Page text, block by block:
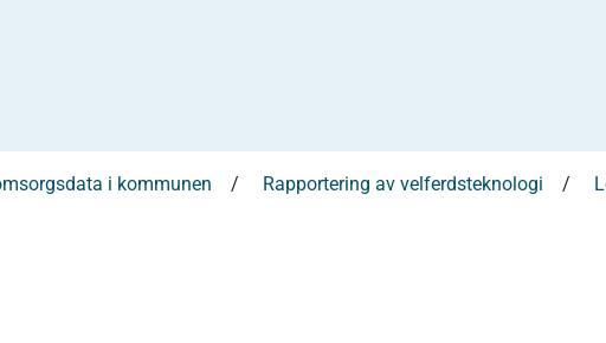
i kommunen Rapportering av velferdsteknologi